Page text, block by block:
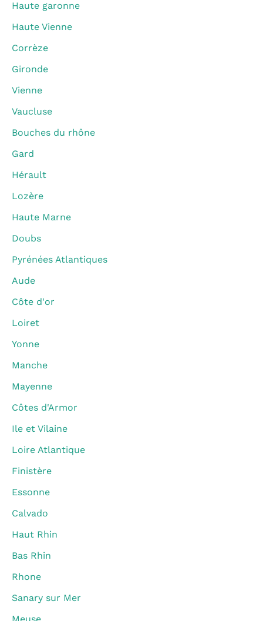
Haute garonne
Haute Vienne
Corrèze
Gironde
Vienne
Vaucluse
Bouches du rhône
Gard
Hérault
Lozère
Haute Marne
Doubs
Pyrénées Atlantiques
Aude
Côte d'or
Loiret
Yonne
Manche
Mayenne
Côtes d'Armor
Ile et Vilaine
Loire Atlantique
Finistère
Essonne
Calvado
Haut Rhin
Bas Rhin
Rhone
Sanary sur Mer